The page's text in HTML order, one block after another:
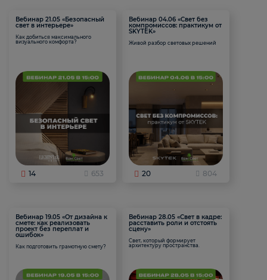
Вебинар 21.05 «Безопасный
свет в интерьере»
Как добиться максимального
визуального комфорта?
14 653
Вебинар 04.06 «Свет без
компромиссов: практикум от
SKYTEK»
Живой разбор световых решений
20 804
Вебинар 19.05 «От дизайна к
смете: как реализовать
проект без переплат и
ошибок»
Как подготовить грамотную смету?
Вебинар 28.05 «Свет в кадре:
расставить роли и отстоять
сцену»
Свет, который формирует
архитектуру пространства.